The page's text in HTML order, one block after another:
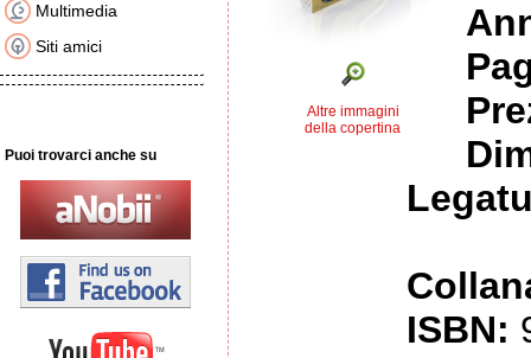
Multimedia
Siti amici
Puoi trovarci anche su
Altre immagini
della copertina
ISBN: